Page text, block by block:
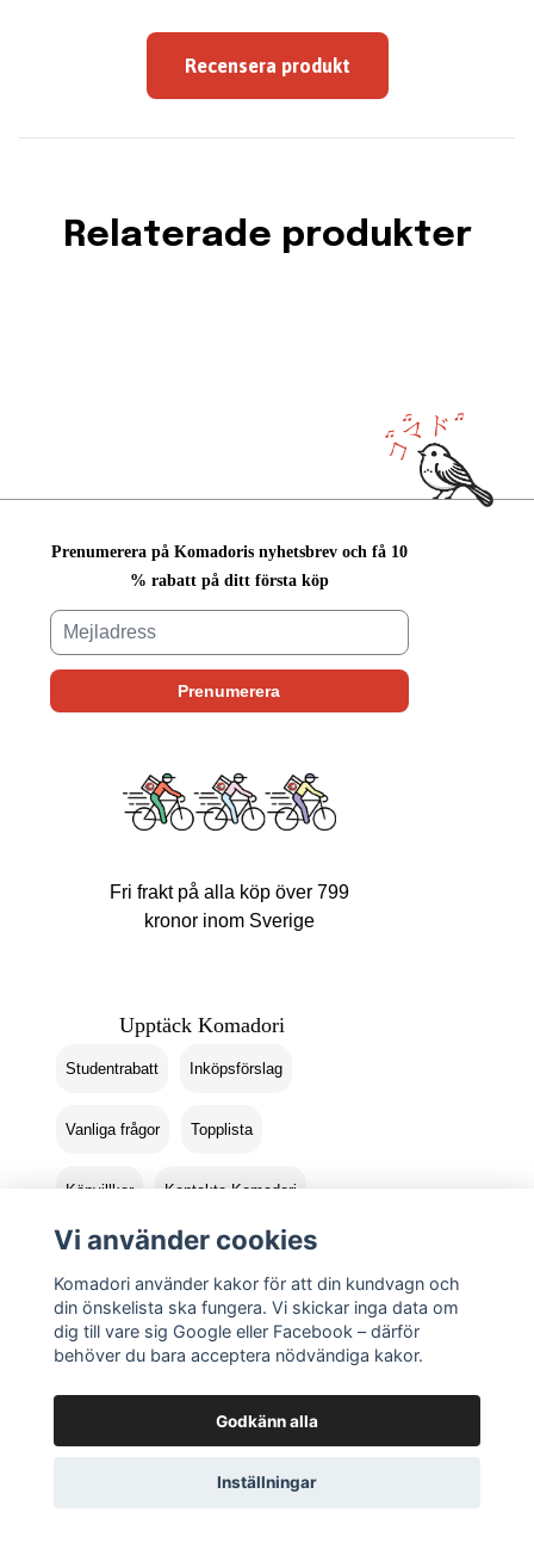
Recensera produkt
Relaterade produkter
Prenumerera på Komadoris nyhetsbrev och få 10
% rabatt på ditt första köp
Fri frakt på alla köp över 799
kronor inom Sverige
Upptäck Komadori
Studentrabatt Inköpsförslag
Vanliga frågor Topplista
Köpvillkor Kontakta Komadori
Logga in Returer
Vi använder cookies
Komadori använder kakor för att din kundvagn och
din önskelista ska fungera. Vi skickar inga data om
dig till vare sig Google eller Facebook – därför
behöver du bara acceptera nödvändiga kakor.
Godkänn alla
Inställningar